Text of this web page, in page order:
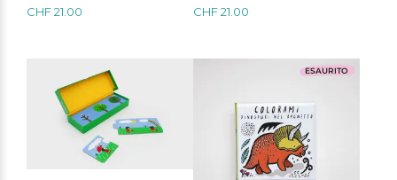
CHF21.00
CHF21.00
ESAURITO